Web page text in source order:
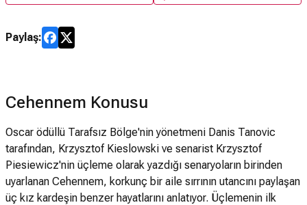
Paylaş:
Cehennem Konusu
Oscar ödüllü Tarafsız Bölge'nin yönetmeni Danis Tanovic
tarafından, Krzysztof Kieslowski ve senarist Krzysztof
Piesiewicz'nin üçleme olarak yazdığı senaryoların birinden
uyarlanan Cehennem, korkunç bir aile sırrının utancını paylaşan
üç kız kardeşin benzer hayatlarını anlatıyor. Üçlemenin ilk